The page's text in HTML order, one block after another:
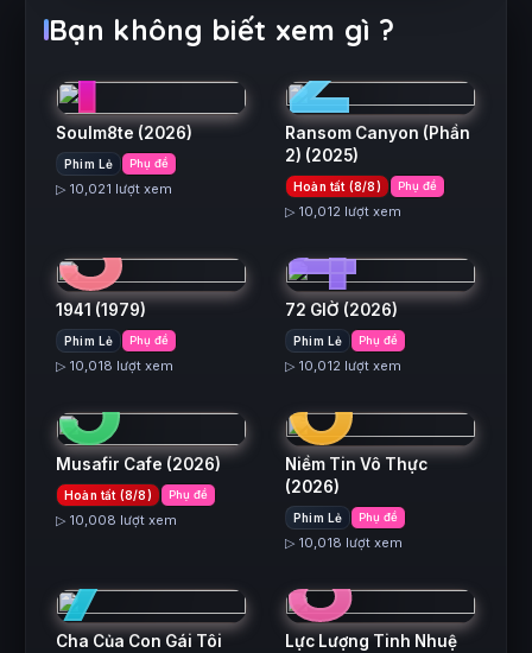
Bạn không biết xem gì ?
1
Soulm8te (2026)
Phim Lẻ Phụ đề
▷ 10,021 lượt xem
2
Ransom Canyon (Phần
2) (2025)
Hoàn tất (8/8) Phụ đề
▷ 10,012 lượt xem
3
1941 (1979)
Phim Lẻ Phụ đề
▷ 10,018 lượt xem
4
72 GIỜ (2026)
Phim Lẻ Phụ đề
▷ 10,012 lượt xem
5
Musafir Cafe (2026)
Hoàn tất (8/8) Phụ đề
▷ 10,008 lượt xem
6
Niềm Tin Vô Thực
(2026)
Phim Lẻ Phụ đề
▷ 10,018 lượt xem
7
Cha Của Con Gái Tôi
8
Lực Lượng Tinh Nhuệ